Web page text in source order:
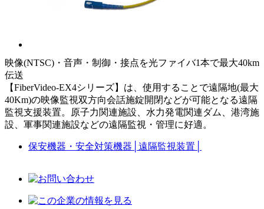
映像(NTSC)・音声・制御・接点を光ファイバ1本で最大40km
伝送
【FiberVideo-EX4シリーズ】は、使用することで遠隔地(最大
40Km)の映像監視双方向会話施錠開閉などが可能となる遠隔
監視支援装置。原子力関連施設、水力発電関連ダム、港湾施
設、軍事関連施設などの遠隔監視・管理に好適。
保安機器・安全対策機器 遠隔監視装置